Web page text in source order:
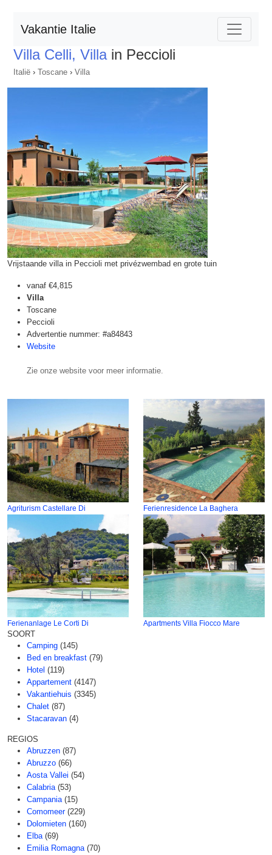
Vakantie Italie
Villa Celli, Villain Peccioli
Italië › Toscane › Villa
Vrijstaande villa in Peccioli met privézwembad en grote tuin
vanaf €4,815
Villa
Toscane
Peccioli
Advertentie nummer: #a84843
Website
Zie onze website voor meer informatie.
Agriturism Castellare Di Ferienresidence La Baghera
Ferienanlage Le Corti Di Apartments Villa Fiocco Mare
SOORT
Camping (145)
Bed en breakfast (79)
Hotel (119)
Appartement (4147)
Vakantiehuis (3345)
Chalet (87)
Stacaravan (4)
REGIOS
Abruzzen (87)
Abruzzo (66)
Aosta Vallei (54)
Calabria (53)
Campania (15)
Comomeer (229)
Dolomieten (160)
Elba (69)
Emilia Romagna (70)